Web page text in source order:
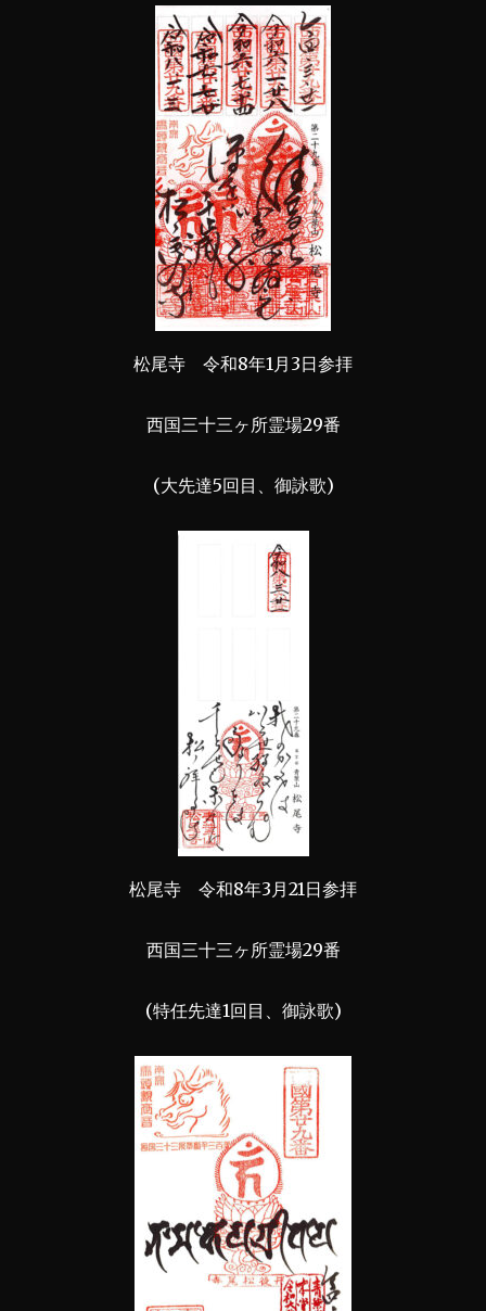
松尾寺 令和8年1月3日参拝
西国三十三ヶ所霊場29番
(大先達5回目、御詠歌)
松尾寺 令和8年3月21日参拝
西国三十三ヶ所霊場29番
(特任先達1回目、御詠歌)